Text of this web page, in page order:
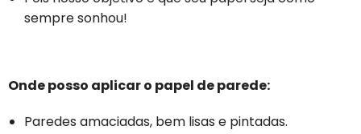
sempre sonhou!
Onde posso aplicar o papel de parede:
Paredes amaciadas, bem lisas e pintadas.